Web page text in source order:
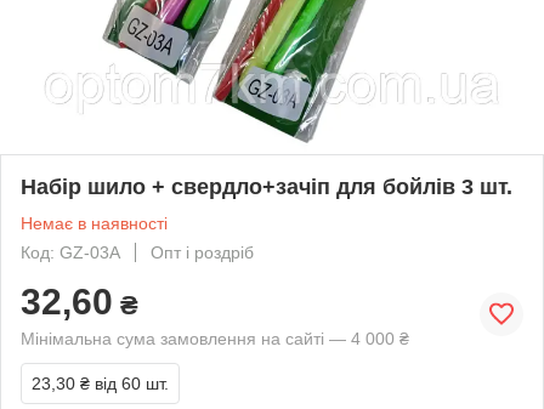
Набір шило + свердло+зачіп для бойлів 3 шт.
Немає в наявності
Код: GZ-03A
Опт і роздріб
32,60 ₴
Мінімальна сума замовлення на сайті — 4 000 ₴
23,30 ₴ від 60 шт.